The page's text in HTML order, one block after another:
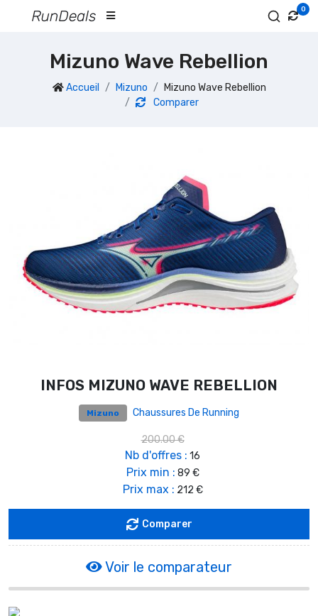
0
Mizuno Wave Rebellion
Accueil Mizuno
Mizuno Wave Rebellion
Comparer
INFOS MIZUNO WAVE REBELLION
Mizuno Chaussures De Running
200.00 €
Nb d'offres : 16
Prix min : 89 €
Prix max : 212 €
Comparer
Voir le comparateur